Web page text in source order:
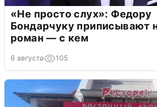
«Не просто слух»: Федору
Бондарчуку приписывают
роман — с кем
6 августа 105